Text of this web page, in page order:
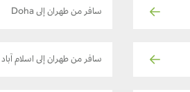
سافر من طهران إلى Doha
سافر من طهران إلى اسلام آباد